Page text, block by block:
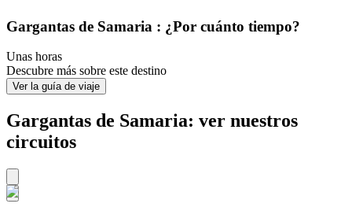
Gargantas de Samaria : ¿Por cuánto tiempo?
Unas horas
Descubre más sobre este destino
Ver la guía de viaje
Gargantas de Samaria: ver nuestros
circuitos